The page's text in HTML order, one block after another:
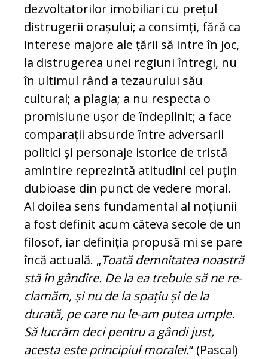
dezvoltatorilor imobiliari cu prețul
distrugerii orașului; a consimți, fără ca
in­terese majore ale țării să intre în joc,
la distrugerea unei regiuni întregi, nu
în ul­timul rând a tezaurului său
cultural; a pla­gia; a nu respecta o
promisiune ușor de îndeplinit; a face
comparații absurde între adversarii
politici și personaje istorice de tristă
amintire reprezintă atitudini cel puțin
dubioase din punct de vedere moral.
Al doilea sens fundamental al noțiunii
a fost definit acum câteva secole de un
fi­lo­sof, iar definiția propusă mi se pare
încă actuală. „Toată demnitatea noastră
stă în gândire. De la ea trebuie să ne re­
cla­măm, și nu de la spațiu și de la
durată, pe care nu le-am putea umple.
Să lucrăm deci pen­tru a gândi just,
acesta este principiul moralei.“ (Pascal)